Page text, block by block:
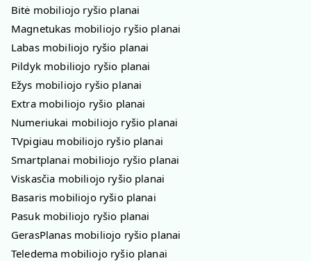
Bitė mobiliojo ryšio planai
Magnetukas mobiliojo ryšio planai
Labas mobiliojo ryšio planai
Pildyk mobiliojo ryšio planai
Ežys mobiliojo ryšio planai
Extra mobiliojo ryšio planai
Numeriukai mobiliojo ryšio planai
TVpigiau mobiliojo ryšio planai
Smartplanai mobiliojo ryšio planai
Viskasčia mobiliojo ryšio planai
Basaris mobiliojo ryšio planai
Pasuk mobiliojo ryšio planai
GerasPlanas mobiliojo ryšio planai
Teledema mobiliojo ryšio planai